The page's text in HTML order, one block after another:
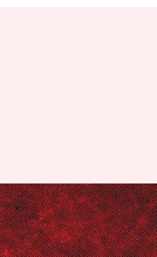
పరువు నష్టం
పిటిషన్‌పై
వాయిదా